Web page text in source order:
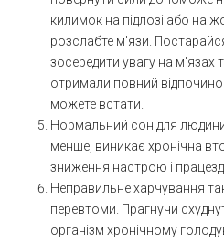
килимок на підлозі або на
розслабте м'язи.
зосередити увагу на м'язах
отримали повний
можете встати.
Нормальний сон для
менше, виникає хронічна
зниження настрою і
Неправильне харчування
перевтоми. Прагнучи
організм хронічному